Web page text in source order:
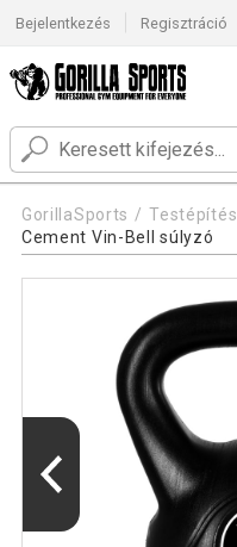
Bejelentkezés Regisztráció
GorillaSports Testépítés
Cement Vin-Bell súlyzó